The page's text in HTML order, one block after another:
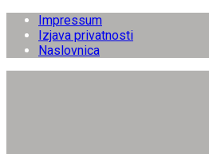
Impressum
Izjava privatnosti
Naslovnica